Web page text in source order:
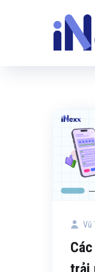
Vũ